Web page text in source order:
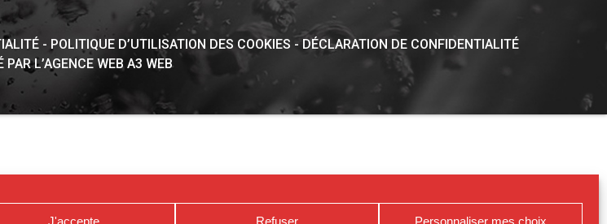
J'accepte Refuser Personnaliser mes choix
POLITIQUE D’UTILISATION DES COOKIES
DÉCLARATION DE CONFIDENTIALITÉ
PAR L’AGENCE WEB A3 WEB